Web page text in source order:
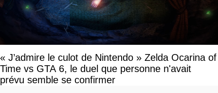
« J’admire le culot de Nintendo » Zelda Ocarina of
Time vs GTA 6, le duel que personne n'avait
prévu semble se confirmer